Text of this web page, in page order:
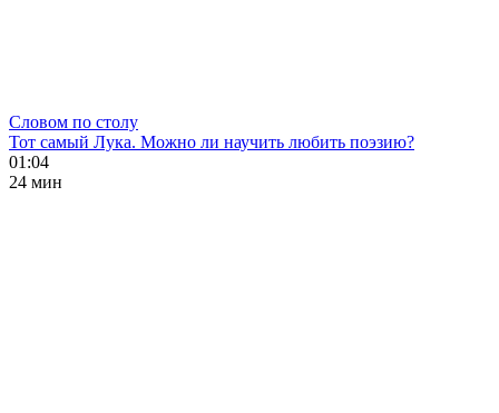
Словом по столу
Тот самый Лука. Можно ли научить любить поэзию?
01:04
24 мин